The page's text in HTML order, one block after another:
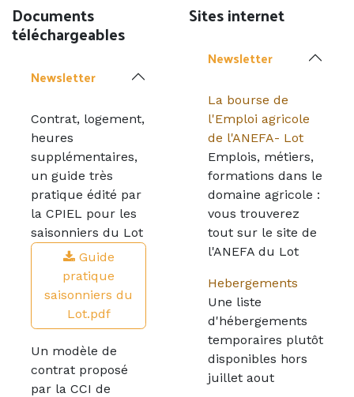
Documents
téléchargeables
Newsletter
Contrat, logement,
heures
supplémentaires,
un guide très
pratique édité par
la CPIEL pour les
saisonniers du Lot
Guide
pratique
saisonniers du
Lot.pdf
Un modèle de
contrat proposé
par la CCI de
Sites internet
Newsletter
La bourse de
l'Emploi agricole
de l'ANEFA- Lot
Emplois, métiers,
formations dans le
domaine agricole :
vous trouverez
tout sur le site de
l'ANEFA du Lot
Hebergements
Une liste
d'hébergements
temporaires plutôt
disponibles hors
juillet aout